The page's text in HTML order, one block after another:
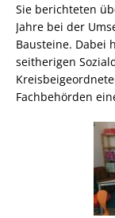
Sie berichteten
Jahre bei der
Bausteine. Dabei
seitherigen
Fachbehörden